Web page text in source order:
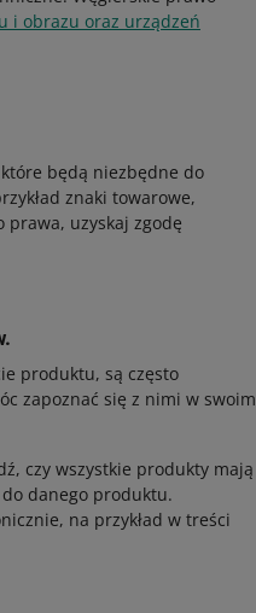
i obrazu oraz urządzeń
będą niezbędne do
znaki towarowe,
prawa, uzyskaj zgodę
produktu, są często
zapoznać się z nimi w swoim
czy wszystkie produkty mają
danego produktu.
na przykład w treści